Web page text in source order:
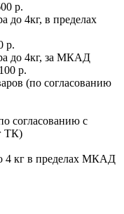
р.
до 4кг, в пределах
р.
до 4кг, за МКАД
р.
(по согласованию
согласованию с
ТК)
4 кг в пределах МКАД